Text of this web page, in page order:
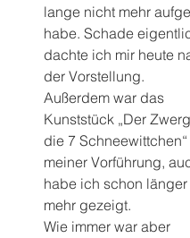
lange nicht mehr
habe. Schade
dachte ich mir heute
der Vorstellung.
Außerdem war das
Kunststück „Der
die 7 Schneewittchen“
meiner Vorführung,
habe ich schon
mehr gezeigt.
Wie immer war aber